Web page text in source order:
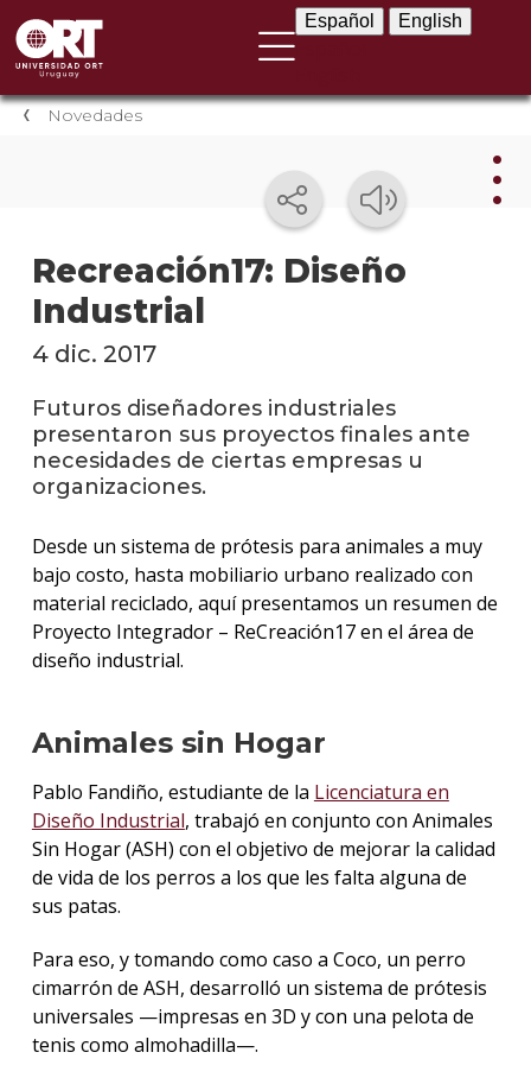
Español English
Novedades
Recreación17: Diseño
Industrial
4 dic. 2017
Futuros diseñadores industriales
presentaron sus proyectos finales ante
necesidades de ciertas empresas u
organizaciones.
Desde un sistema de prótesis para animales a muy
bajo costo, hasta mobiliario urbano realizado con
material reciclado, aquí presentamos un resumen de
Proyecto Integrador – ReCreación17 en el área de
diseño industrial.
Animales sin Hogar
Pablo Fandiño, estudiante de la Licenciatura en
Diseño Industrial, trabajó en conjunto con Animales
Sin Hogar (ASH) con el objetivo de mejorar la calidad
de vida de los perros a los que les falta alguna de
sus patas.
Para eso, y tomando como caso a Coco, un perro
cimarrón de ASH, desarrolló un sistema de prótesis
universales —impresas en 3D y con una pelota de
tenis como almohadilla—.